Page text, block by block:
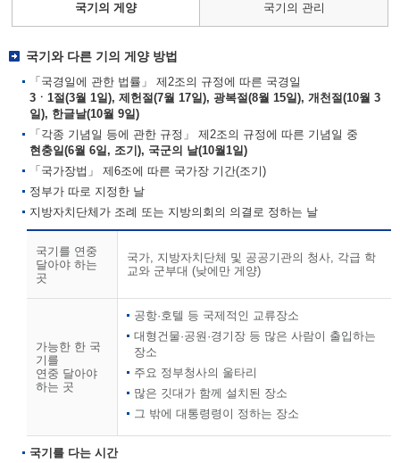
국기의 게양 국기의 관리
국기와 다른 기의 게양 방법
「국경일에 관한 법률」 제2조의 규정에 따른 국경일
3ㆍ1절(3월 1일), 제헌절(7월 17일), 광복절(8월 15일), 개천절(10월 3
일), 한글날(10월 9일)
「각종 기념일 등에 관한 규정」 제2조의 규정에 따른 기념일 중
현충일(6월 6일, 조기), 국군의 날(10월1일)
「국가장법」 제6조에 따른 국가장 기간(조기)
정부가 따로 지정한 날
지방자치단체가 조례 또는 지방의회의 의결로 정하는 날
국기를 연중
달아야 하는
곳
국가, 지방자치단체 및 공공기관의 청사, 각급 학
교와 군부대 (낮에만 게양)
가능한 한 국
기를
연중 달아야
하는 곳
공항·호텔 등 국제적인 교류장소
대형건물·공원·경기장 등 많은 사람이 출입하는
장소
주요 정부청사의 울타리
많은 깃대가 함께 설치된 장소
그 밖에 대통령령이 정하는 장소
국기를 다는 시간